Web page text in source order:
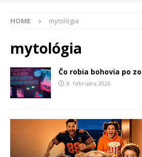
HOME mytológia
mytológia
Čo robia bohovia po
8. februára 2026